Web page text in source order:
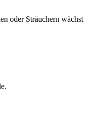
oder Sträuchern wächst